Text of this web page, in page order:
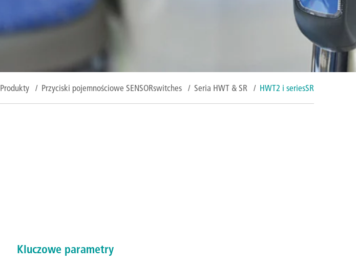
Produkty / Przyciski pojemnościowe SENSORswitches / Seria HWT & SR / HWT2 i seriesSR
Kluczowe parametry